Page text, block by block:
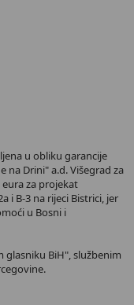
u obliku garancije
na Drini" a.d. Višegrad za
eura za projekat
i B-3 na rijeci Bistrici, jer
u Bosni i
glasniku BiH", službenim